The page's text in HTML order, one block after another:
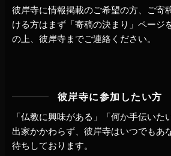
彼岸寺に情報掲載のご希望の方、ご寄
ける方はまず 「寄稿の決まり」ページ
の上、 彼岸寺までご連絡 ください。
彼岸寺に参加したい方
「仏教に興味がある」「何か手伝いた
出家かかわらず、 彼岸寺はいつでもあ
待ちしております。